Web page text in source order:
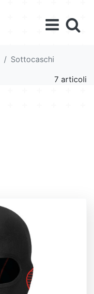
Sottocaschi
7 articoli